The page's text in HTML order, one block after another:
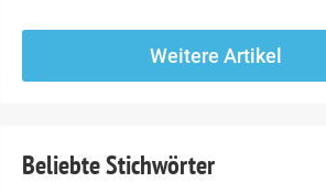
Weitere Artikel
Beliebte Stichwörter